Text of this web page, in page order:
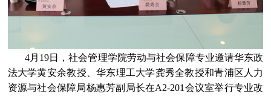
4月 19日，社会管理学院劳动与社会保障专业邀请华东政
法大学黄安余教授、华东理工大学龚秀全教授和青浦区人力
资源与社会保障局杨惠芳副局长在A2-201会议室举行专业改